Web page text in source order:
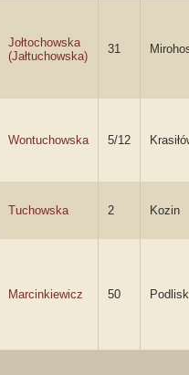
Jołtochowska
(Jałtuchowska)
31
Wontuchowska 5/12
Tuchowska 2 Kozin
Marcinkiewicz 50